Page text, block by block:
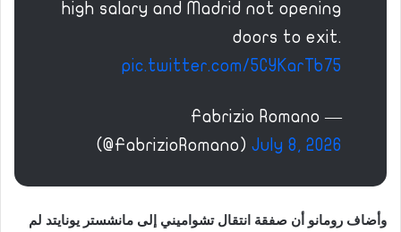
high salary and Madrid not opening
doors to exit.
pic.twitter.com/5CYKarTb75
— Fabrizio Romano
(@FabrizioRomano) July 8, 2026
وأضاف رومانو أن صفقة انتقال تشواميني إلى مانشستر يونايتد لم